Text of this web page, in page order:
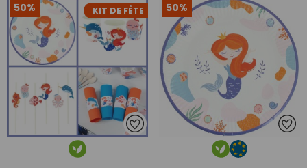
50% KIT DE FÊTE 50%